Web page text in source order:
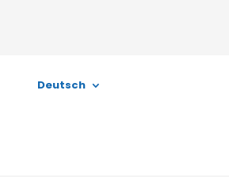
Deutsch